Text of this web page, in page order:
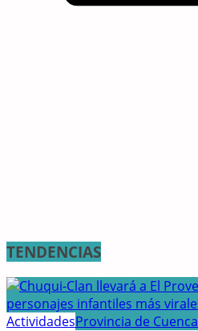
TENDENCIAS
ActividadesProvincia de Cuenca